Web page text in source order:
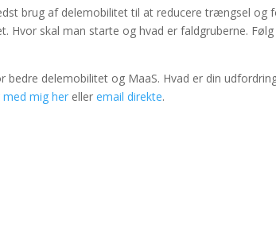
brug af delemobilitet til at reducere trængsel og
Hvor skal man starte og hvad er faldgruberne.
bedre delemobilitet og MaaS. Hvad er din
med mig her eller email direkte.